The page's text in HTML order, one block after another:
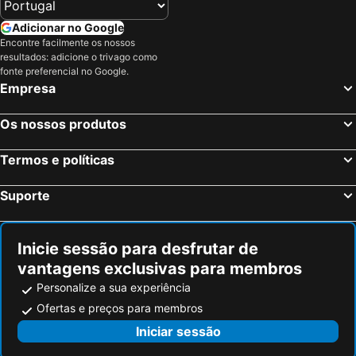
GPRO Valparaiso Palace & Spa
Praia de Muro, Ilhas Baleares Hotéis
Praia de Palma, Ilhas Baleares Hotéis
Can Picafort, Ilhas Baleares Hotéis
Madrid, Madrid Hotéis
Sevilha, Andaluzia Hotéis
Barcelona, Catalunha Hotéis
Isla Cristina, Andaluzia Hotéis
Adicionar no Google
Encontre facilmente os nossos
resultados: adicione o trivago como
fonte preferencial no Google.
Empresa
Os nossos produtos
Termos e políticas
Suporte
Inicie sessão para desfrutar de
vantagens exclusivas para membros
Personalize a sua experiência
Ofertas e preços para membros
Iniciar sessão